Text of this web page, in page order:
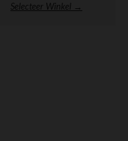
Selecteer Winkel →